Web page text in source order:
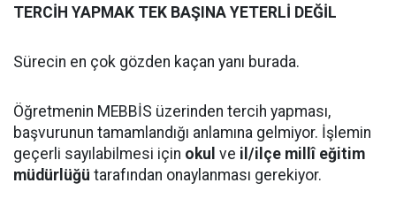
TERCİH YAPMAK TEK BAŞINA YETERLİ DEĞİL
Sürecin en çok gözden kaçan yanı burada.
Öğretmenin MEBBİS üzerinden tercih yapması,
başvurunun tamamlandığı anlamına gelmiyor. İşlemin
geçerli sayılabilmesi için okul ve il/ilçe millî eğitim
müdürlüğü tarafından onaylanması gerekiyor.